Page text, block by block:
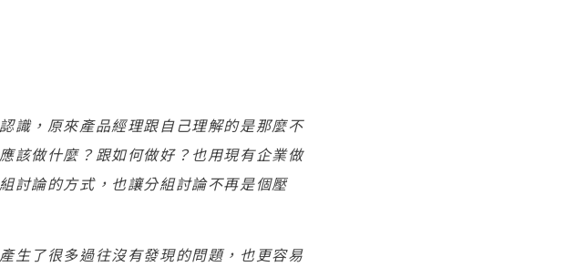
識，原來產品經理跟自己理解的是那麼不
該做什麼？跟如何做好？也用現有企業做
討論的方式，也讓分組討論不再是個壓
生了很多過往沒有發現的問題，也更容易